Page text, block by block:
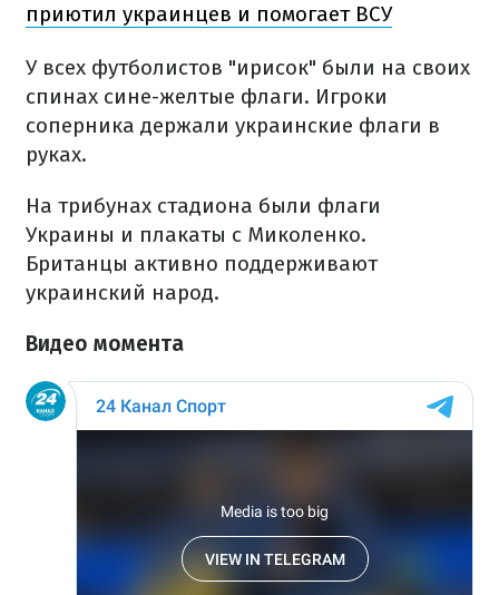
приютил украинцев и помогает ВСУ
У всех футболистов "ирисок" были на своих
спинах сине-желтые флаги. Игроки
соперника держали украинские флаги в
руках.
На трибунах стадиона были флаги
Украины и плакаты с Миколенко.
Британцы активно поддерживают
украинский народ.
Видео момента